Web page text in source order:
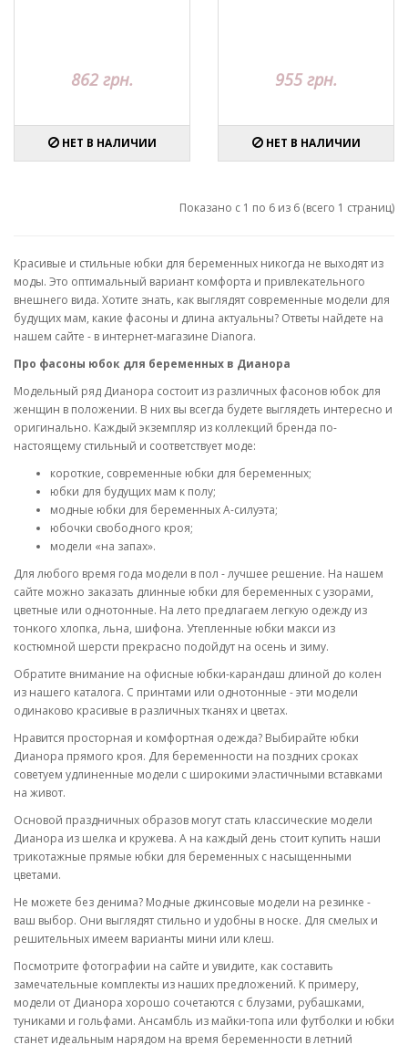
862 грн.
НЕТ В НАЛИЧИИ
955 грн.
НЕТ В НАЛИЧИИ
Показано с 1 по 6 из 6 (всего 1 страниц)
Красивые и стильные юбки для беременных никогда не выходят из
моды. Это оптимальный вариант комфорта и привлекательного
внешнего вида. Хотите знать, как выглядят современные модели для
будущих мам, какие фасоны и длина актуальны? Ответы найдете на
нашем сайте - в интернет-магазине Dianora.
Про фасоны юбок для беременных в Дианора
Модельный ряд Дианора состоит из различных фасонов юбок для
женщин в положении. В них вы всегда будете выглядеть интересно и
оригинально. Каждый экземпляр из коллекций бренда по-
настоящему стильный и соответствует моде:
короткие, современные юбки для беременных;
юбки для будущих мам к полу;
модные юбки для беременных А-силуэта;
юбочки свободного кроя;
модели «на запах».
Для любого время года модели в пол - лучшее решение. На нашем
сайте можно заказать длинные юбки для беременных с узорами,
цветные или однотонные. На лето предлагаем легкую одежду из
тонкого хлопка, льна, шифона. Утепленные юбки макси из
костюмной шерсти прекрасно подойдут на осень и зиму.
Обратите внимание на офисные юбки-карандаш длиной до колен
из нашего каталога. С принтами или однотонные - эти модели
одинаково красивые в различных тканях и цветах.
Нравится просторная и комфортная одежда? Выбирайте юбки
Дианора прямого кроя. Для беременности на поздних сроках
советуем удлиненные модели с широкими эластичными вставками
на живот.
Основой праздничных образов могут стать классические модели
Дианора из шелка и кружева. А на каждый день стоит купить наши
трикотажные прямые юбки для беременных с насыщенными
цветами.
Не можете без денима? Модные джинсовые модели на резинке -
ваш выбор. Они выглядят стильно и удобны в носке. Для смелых и
решительных имеем варианты мини или клеш.
Посмотрите фотографии на сайте и увидите, как составить
замечательные комплекты из наших предложений. К примеру,
модели от Дианора хорошо сочетаются с блузами, рубашками,
туниками и гольфами. Ансамбль из майки-топа или футболки и юбки
станет идеальным нарядом на время беременности в летний